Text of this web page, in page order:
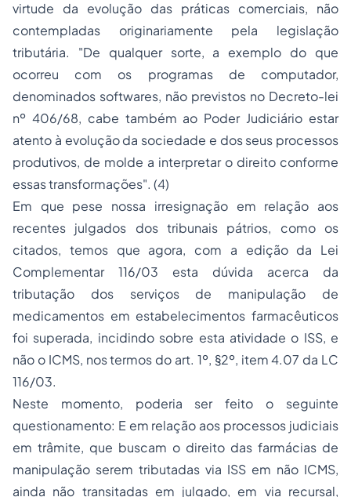
virtude da evolução das práticas comerciais, não
contempladas originariamente pela legislação
tributária. "De qualquer sorte, a exemplo do que
ocorreu com os programas de computador,
denominados softwares, não previstos no Decreto-lei
nº 406/68, cabe também ao Poder Judiciário estar
atento à evolução da sociedade e dos seus processos
produtivos, de molde a interpretar o direito conforme
essas transformações". (4)
Em que pese nossa irresignação em relação aos
recentes julgados dos tribunais pátrios, como os
citados, temos que agora, com a edição da Lei
Complementar 116/03 esta dúvida acerca da
tributação dos serviços de manipulação de
medicamentos em estabelecimentos farmacêuticos
foi superada, incidindo sobre esta atividade o ISS, e
não o ICMS, nos termos do art. 1º, §2º, item 4.07 da LC
116/03.
Neste momento, poderia ser feito o seguinte
questionamento: E em relação aos processos judiciais
em trâmite, que buscam o direito das farmácias de
manipulação serem tributadas via ISS em não ICMS,
ainda não transitadas em julgado, em via recursal,